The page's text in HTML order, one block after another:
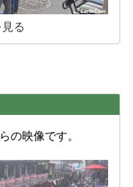
る
の映像です。